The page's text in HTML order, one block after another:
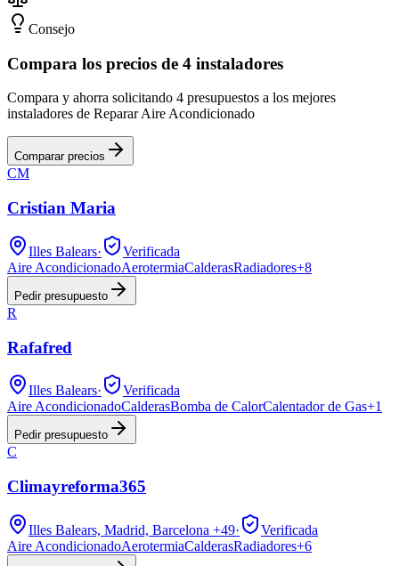
Consejo
Compara los precios de 4 instaladores
Compara y ahorra solicitando 4 presupuestos a los mejores
instaladores de Reparar Aire Acondicionado
Comparar precios
CM
Cristian Maria
Illes Balears·
Verificada
Aire AcondicionadoAerotermiaCalderasRadiadores+8
Pedir presupuesto
R
Rafafred
Illes Balears·
Verificada
Aire AcondicionadoCalderasBomba de CalorCalentador de Gas+1
Pedir presupuesto
C
Climayreforma365
Illes Balears, Madrid, Barcelona +49·
Verificada
Aire AcondicionadoAerotermiaCalderasRadiadores+6